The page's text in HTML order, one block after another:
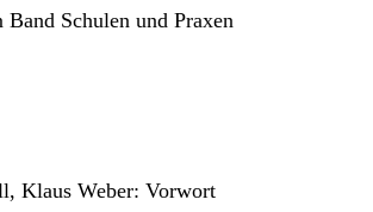
Band Schulen und Praxen
Klaus Weber: Vorwort